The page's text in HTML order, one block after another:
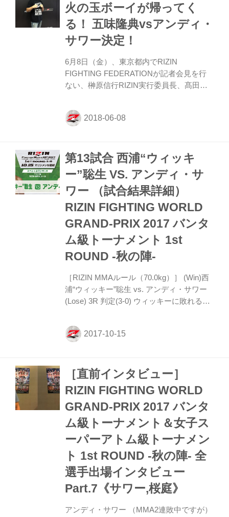
火の玉ボーイが帰ってく
る！ 五味隆典vsアンディ・
サワー決定！
6月8日（金）、東京都内でRIZIN
FIGHTING FEDERATIONが記者会見を行
ない、榊原信行RIZIN実行委員長、髙田延
が出席。7月29日（日）、さいたまスーパ
ーアリーナで開催する『RIZIN.11』の追加
に凱旋 日本軽量級の礎を築くとともに、そ
の軽量級をメジャーにした立役者。プロデ
ビューを果たした修斗で破竹の14連勝を飾
り、初代PRIDEライト級王者となり、戦極
を経てUFC参戦…。そして昨年末、久しぶ
イト級のエ...
第13試合 西浦“ウィッキ
ー”聡生 VS. アンディ・サ
ワー （試合結果詳細）
RIZIN FIGHTING WORLD
GRAND-PRIX 2017 バンタ
ム級トーナメント 1st
ROUND -秋の陣-
［RIZIN MMAルール（70.0kg）］ (Win)西
浦“ウィッキー”聡生 vs. アンディ・サワー
(Lose) 3R 判定(3-0) ウィッキーに敗れる
ー！ 1R、自分から組みつきに行って、ウ
ィッキーの太ももにヒザを当てていくアン
アームロックに捕らえるがこれは極まら
強烈なパウンドを落としていくウィッキ
ー。サワーは蹴り上げで応戦。ウィッキー
は腕十字にトライするが極まらず。サワー
はスタンドでウィッキーのバックを取る
と、ふたたびアームロ...
［直前インタビュー］
RIZIN FIGHTING WORLD
GRAND-PRIX 2017 バンタ
ム級トーナメント＆女子ス
ーパーアトム級トーナメン
ト 1st ROUND -秋の陣- 全
選手出場インタビュー
Part.7《サワー,桜庭》
アンディ・サワー （MMA2連敗中ですが）